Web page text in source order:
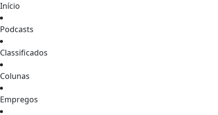
Início
Podcasts
Classificados
Colunas
Empregos